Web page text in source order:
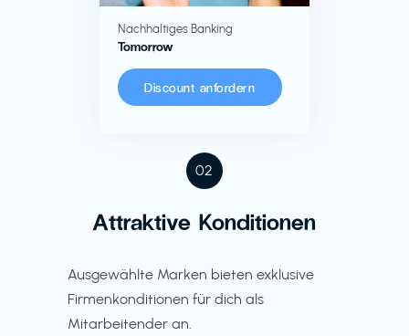
02
Attraktive Konditionen
Ausgewählte Marken bieten exklusive
Firmenkonditionen für dich als
Mitarbeitender an.
Nachhaltiges Banking
Tomorrow
Discount anfordern